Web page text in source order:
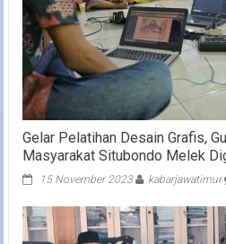
Gelar Pelatihan Desain Grafis,
Masyarakat Situbondo Melek
15 November 2023 kabarjawatimur